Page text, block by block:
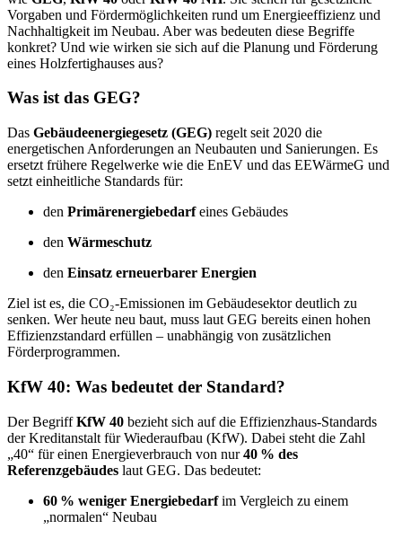
Vorgaben und Fördermöglichkeiten rund um Energieeffizienz und
Nachhaltigkeit im Neubau. Aber was bedeuten diese Begriffe
konkret? Und wie wirken sie sich auf die Planung und Förderung
eines Holzfertighauses aus?
Was ist das GEG?
Das Gebäudeenergiegesetz (GEG) regelt seit 2020 die
energetischen Anforderungen an Neubauten und Sanierungen. Es
ersetzt frühere Regelwerke wie die EnEV und das EEWärmeG und
setzt einheitliche Standards für:
den Primärenergiebedarfeines Gebäudes
den Wärmeschutz
den Einsatz erneuerbarer Energien
Ziel ist es, die CO₂-Emissionen im Gebäudesektor deutlich zu
senken. Wer heute neu baut, muss laut GEG bereits einen hohen
Effizienzstandard erfüllen – unabhängig von zusätzlichen
Förderprogrammen.
KfW 40: Was bedeutet der Standard?
Der BegriffKfW 40 bezieht sich auf die Effizienzhaus-Standards
der Kreditanstalt für Wiederaufbau (KfW). Dabei steht die Zahl
„40“ für einen Energieverbrauch von nur40 % des
Referenzgebäudes laut GEG. Das bedeutet:
60 % weniger Energiebedarfim Vergleich zu einem
„normalen“ Neubau